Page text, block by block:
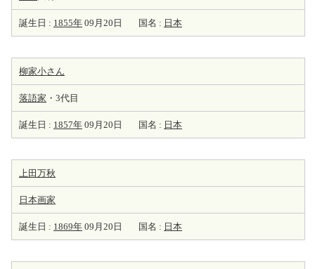
誕生日 : 1855年 09月20日 国名 : 日本
柳家小さん
落語家 ・3代目
誕生日 : 1857年 09月20日 国名 : 日本
上田万秋
日本画家
誕生日 : 1869年 09月20日 国名 : 日本